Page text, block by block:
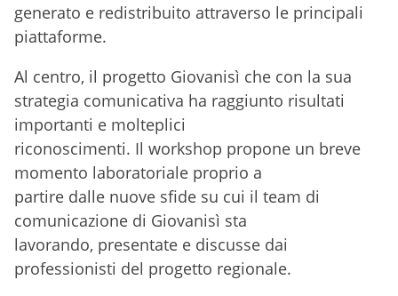
generato e redistribuito attraverso le principali
piattaforme.
Al centro, il progetto Giovanisì che con la sua
strategia comunicativa ha raggiunto risultati
importanti e molteplici
riconoscimenti. Il workshop propone un breve
momento laboratoriale proprio a
partire dalle nuove sfide su cui il team di
comunicazione di Giovanisì sta
lavorando, presentate e discusse dai
professionisti del progetto regionale.